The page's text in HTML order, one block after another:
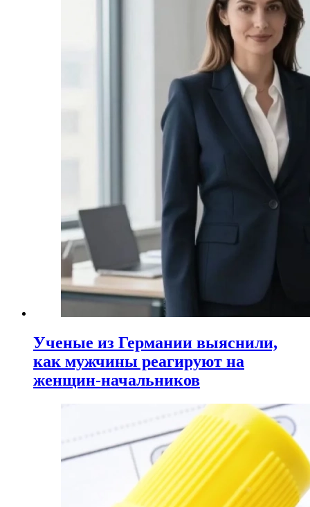
Ученые из Германии выяснили,
как мужчины реагируют на
женщин-начальников